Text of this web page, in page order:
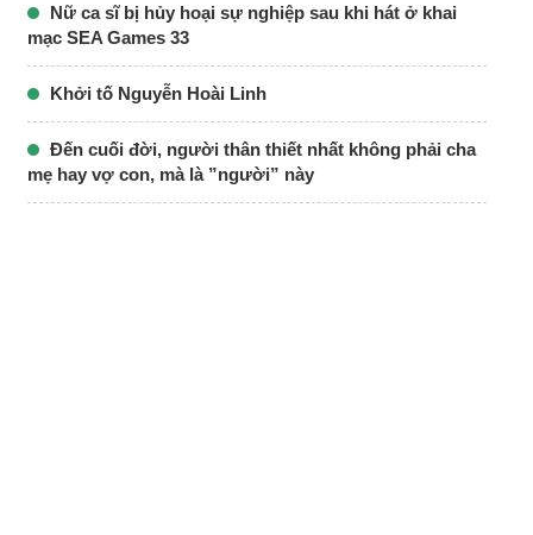
Nữ ca sĩ bị hủy hoại sự nghiệp sau khi hát ở khai
mạc SEA Games 33
Khởi tố Nguyễn Hoài Linh
Đến cuối đời, người thân thiết nhất không phải cha
mẹ hay vợ con, mà là ”người” này